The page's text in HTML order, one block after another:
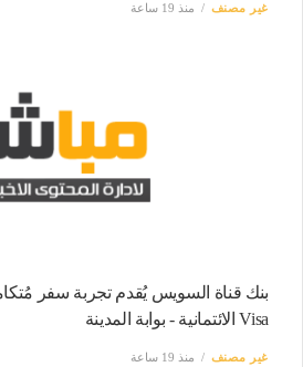
غير مصنف منذ 19 ساعة
بنك قناة السويس يُقدم تجربة سفر
Visa الائتمانية - بوابة المدينة
غير مصنف منذ 19 ساعة